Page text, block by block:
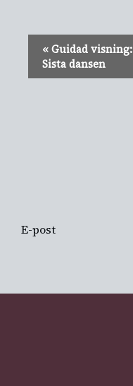
Evenemang-
navigering
«Guidad visning:
Sista dansen